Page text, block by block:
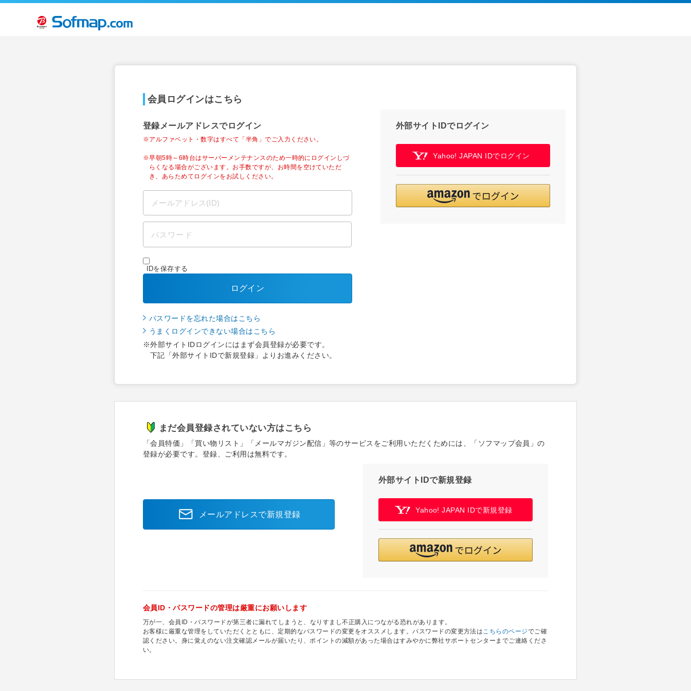
会員ログインはこちら
登録メールアドレスでログイン
※アルファベット・数字はすべて「半角」でご入力ください。
※早朝5時～6時台はサーバーメンテナンスのため一時的にログインしづ
らくなる場合がございます。お手数ですが、お時間を空けていただ
き、あらためてログインをお試しください。
IDを保存する
ログイン
パスワードを忘れた場合はこちら
うまくログインできない場合はこちら
※外部サイトIDログインにはまず会員登録が必要です。
下記「外部サイトIDで新規登録」よりお進みください。
外部サイトIDでログイン
Yahoo! JAPAN IDでログイン
まだ会員登録されていない方はこちら
「会員特価」「買い物リスト」「メールマガジン配信」等のサービスをご利用いただくためには、「ソフマップ会員」の
登録が必要です。登録、ご利用は無料です。
メールアドレスで新規登録
外部サイトIDで新規登録
Yahoo! JAPAN IDで新規登録
会員ID・パスワードの管理は厳重にお願いします
万が一、会員ID・パスワードが第三者に漏れてしまうと、なりすまし不正購入につながる恐れがあります。
お客様に厳重な管理をしていただくとともに、定期的なパスワードの変更をオススメします。パスワードの変更方法はこちらのページでご確
認ください。身に覚えのない注文確認メールが届いたり、ポイントの減額があった場合はすみやかに弊社サポートセンターまでご連絡くださ
い。